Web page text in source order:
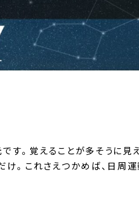
す。覚えることが多そうに見
け。これさえつかめば、日周